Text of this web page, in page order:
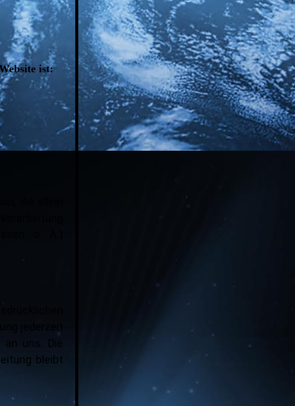
ist:
jederzeit
an uns. Die
bleibt